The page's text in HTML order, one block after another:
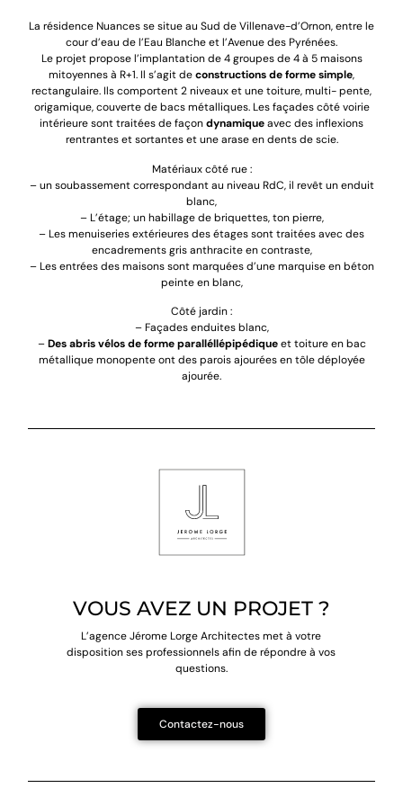
La résidence Nuances se situe au Sud de Villenave-d’Ornon, entre le
cour d’eau de l’Eau Blanche et l’Avenue des Pyrénées.
Le projet propose l’implantation de 4 groupes de 4 à 5 maisons
mitoyennes à R+1. Il s’agit deconstructions de forme simple,
rectangulaire. Ils comportent 2 niveaux et une toiture, multi- pente,
origamique, couverte de bacs métalliques. Les façades côté voirie
intérieure sont traitées de façondynamiqueavec des inflexions
rentrantes et sortantes et une arase en dents de scie.
Matériaux côté rue :
– un soubassement correspondant au niveau RdC, il revêt un enduit
blanc,
– L’étage; un habillage de briquettes, ton pierre,
– Les menuiseries extérieures des étages sont traitées avec des
encadrements gris anthracite en contraste,
– Les entrées des maisons sont marquées d’une marquise en béton
peinte en blanc,
Côté jardin :
– Façades enduites blanc,
–Des abris vélos de forme paralléllépipédiqueet toiture en bac
métallique monopente ont des parois ajourées en tôle déployée
ajourée.
VOUS AVEZ UN PROJET ?
L’agence Jérome Lorge Architectes met à votre
dispositionses professionnels afin de répondre à vos
questions.
Contactez-nous